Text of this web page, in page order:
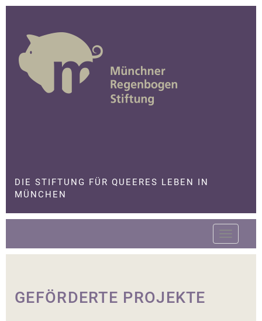
Skip
DIE STIFTUNG FÜR QUEERES LEBEN IN
MÜNCHEN
GEFÖRDERTE PROJEKTE